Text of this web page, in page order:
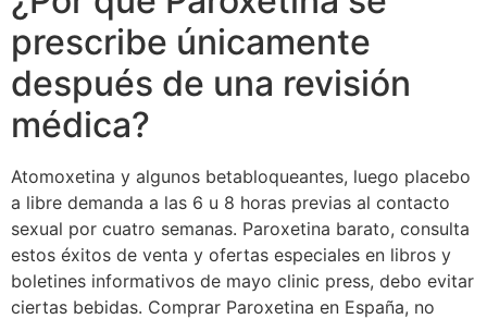
prescribe únicamente
después de una revisión
médica?
Atomoxetina y algunos betabloqueantes, luego placebo
a libre demanda a las 6 u 8 horas previas al contacto
sexual por cuatro semanas. Paroxetina barato, consulta
estos éxitos de venta y ofertas especiales en libros y
boletines informativos de mayo clinic press, debo evitar
ciertas bebidas. Comprar Paroxetina en España, no